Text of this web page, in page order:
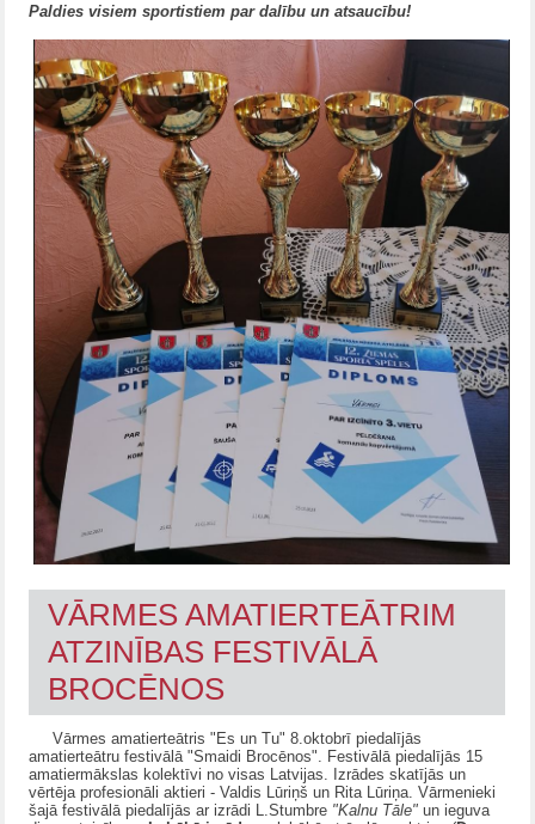
Paldies visiem sportistiem par dalību un atsaucību!
VĀRMES AMATIERTEĀTRIM
ATZINĪBAS FESTIVĀLĀ
BROCĒNOS
Vārmes amatierteātris "Es un Tu" 8.oktobrī piedalījās
amatierteātru festivālā "Smaidi Brocēnos". Festivālā piedalījās 15
amatiermākslas kolektīvi no visas Latvijas. Izrādes skatījās un
vērtēja profesionāli aktieri - Valdis Lūriņš un Rita Lūriņa. Vārmenieki
šajā festivālā piedalījās ar izrādi L.Stumbre "Kalnu Tāle" un ieguva